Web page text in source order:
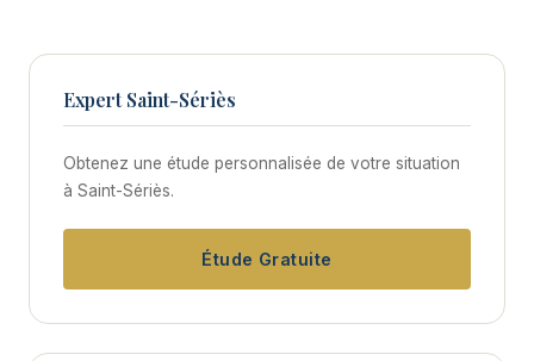
Expert Saint-Sériès
Obtenez une étude personnalisée de votre situation
à Saint-Sériès.
Étude Gratuite